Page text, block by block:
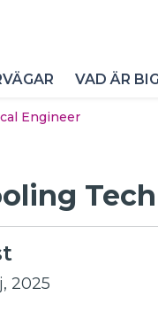
VAD ÄR
Engineer
2025